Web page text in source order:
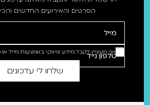
הסרטים והאירועים החדשים והכי
אני מעוניין לקבל מידע שיווקי באמצעות מייל או